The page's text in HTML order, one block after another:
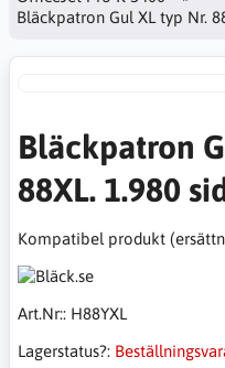
Bläckpatron Gul XL typ Nr.
Bläckpatron
88XL. 1.980
Kompatibel produkt
Art.Nr:: H88YXL
Lagerstatus?: